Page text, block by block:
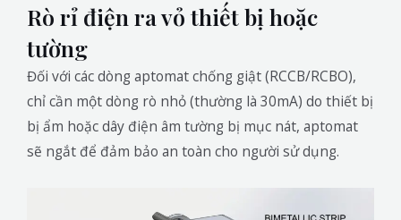
Rò rỉ điện ra vỏ thiết bị hoặc
tường
Đối với các dòng aptomat chống giật (RCCB/RCBO),
chỉ cần một dòng rò nhỏ (thường là 30mA) do thiết bị
bị ẩm hoặc dây điện âm tường bị mục nát, aptomat
sẽ ngắt để đảm bảo an toàn cho người sử dụng.